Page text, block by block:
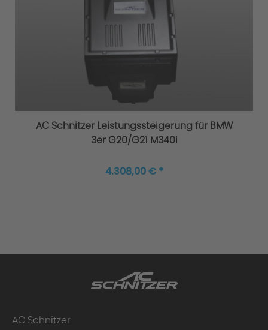
Original AC Schnitzer Sportfahrwerke
AC Schnitzer Leistungssteigerung für BMW
3er G20/G21 M340i
4.308,00 € *
AC Schnitzer